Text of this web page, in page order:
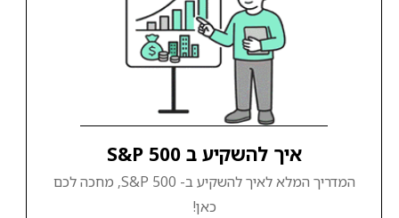
איך להשקיע ב S&P 500
המדריך המלא לאיך להשקיע ב- S&P 500, מחכה לכם
כאן!